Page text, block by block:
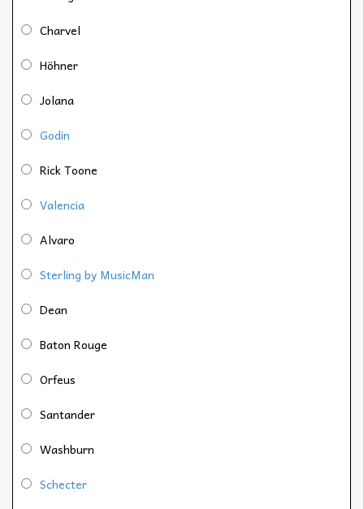
Charvel
Höhner
Jolana
Godin
Rick Toone
Valencia
Alvaro
Sterling by MusicMan
Dean
Baton Rouge
Orfeus
Santander
Washburn
Schecter